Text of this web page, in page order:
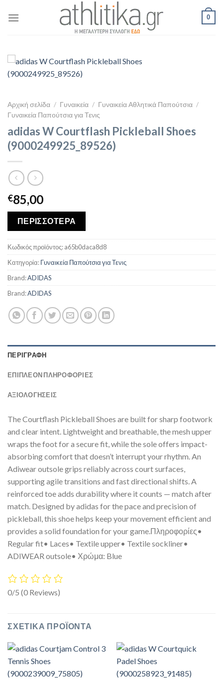
0
Αρχική σελίδα / Γυναικεία / Γυναικεία Αθλητικά Παπούτσια /
Γυναικεία Παπούτσια για Τενις
adidas W Courtflash Pickleball Shoes
(9000249925_89526)
€85,00
ΠΕΡΙΣΣΟΤΕΡΑ
Κωδικός προϊόντος:a65b0daca8d8
Κατηγορία:Γυναικεία Παπούτσια για Τενις
Brand:ADIDAS
Brand:ADIDAS
ΠΕΡΙΓΡΑΦΉ
ΕΠΙΠΛΈΟΝ ΠΛΗΡΟΦΟΡΊΕΣ
ΑΞΙΟΛΟΓΗΣΕΙΣ
The Courtflash Pickleball Shoes are built for sharp footwork
and clear intent. Lightweight and breathable, the mesh upper
wraps the foot for a secure fit, while the sole offers impact-
absorbing comfort that doesn’t interrupt your rhythm. An
Adiwear outsole grips reliably across court surfaces,
supporting agile transitions and fast directional shifts. A
reinforced toe adds durability where it counts — match after
match. Designed by adidas for the pace and precision of
pickleball, this shoe helps keep your movement efficient and
provides a solid foundation for your game.Πληροφορίες•
Regular fit• Laces• Textile upper• Textile sockliner•
ADIWEAR outsole• Χρώμα: Blue
0/5 (0 Reviews)
ΣΧΕΤΙΚΆ ΠΡΟΪΌΝΤΑ